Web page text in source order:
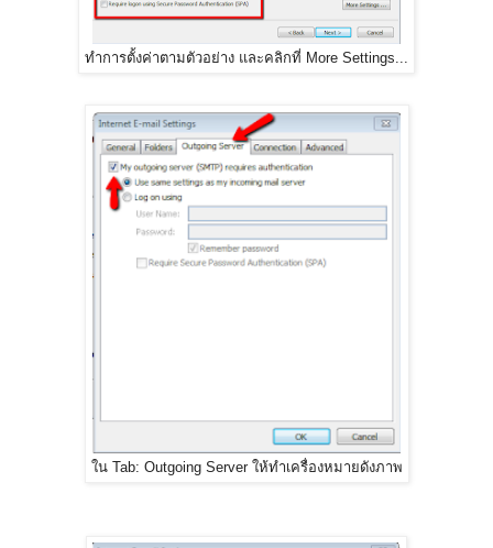
ทำการตั้งค่าตามตัวอย่าง และคลิกที่ More Settings...
ใน Tab: Outgoing Server ให้ทำเครื่องหมายดังภาพ